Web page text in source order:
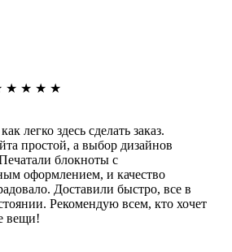
★ ★ ★ ★
легко здесь сделать заказ.
простой, а выбор дизайнов
блокноты с
оформлением, и качество
Доставили быстро, все в
Рекомендую всем, кто хочет
вещи!